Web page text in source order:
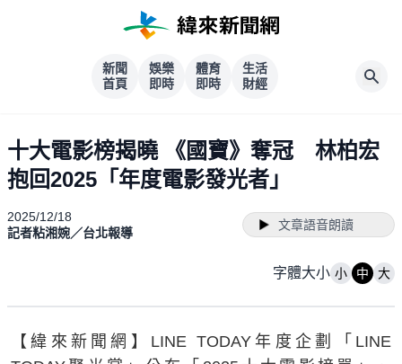
新聞
首頁
娛樂
即時
體育
即時
生活
財經
十大電影榜揭曉 《國寶》奪冠 林柏宏
抱回2025「年度電影發光者」
2025/12/18
記者粘湘婉／台北報導
文章語音朗讀
字體大小 小 中 大
【緯來新聞網】LINE TODAY年度企劃「LINE